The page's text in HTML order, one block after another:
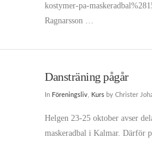
kostymer-pa-
Ragnarsson …
Dansträning pågår
In Föreningsliv Kurs by Christer
Helgen 23-25 oktober avser
maskeradbal i Kalmar. Därför